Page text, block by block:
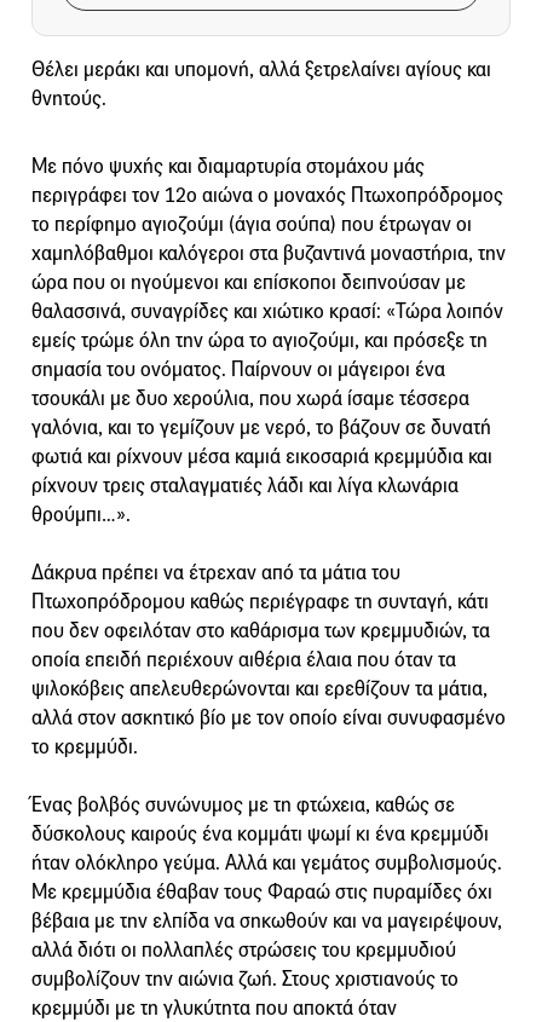
Θέλει μεράκι και υπομονή, αλλά ξετρελαίνει αγίους και
θνητούς.
Με πόνο ψυχής και διαμαρτυρία στομάχου μάς
περιγράφει τον 12ο αιώνα ο μοναχός Πτωχοπρόδρομος
το περίφημο αγιοζούμι (άγια σούπα) που έτρωγαν οι
χαμηλόβαθμοι καλόγεροι στα βυζαντινά μοναστήρια, την
ώρα που οι ηγούμενοι και επίσκοποι δειπνούσαν με
θαλασσινά, συναγρίδες και χιώτικο κρασί: «Τώρα λοιπόν
εμείς τρώμε όλη την ώρα το αγιοζούμι, και πρόσεξε τη
σημασία του ονόματος. Παίρνουν οι μάγειροι ένα
τσουκάλι με δυο χερούλια, που χωρά ίσαμε τέσσερα
γαλόνια, και το γεμίζουν με νερό, το βάζουν σε δυνατή
φωτιά και ρίχνουν μέσα καμιά εικοσαριά κρεμμύδια και
ρίχνουν τρεις σταλαγματιές λάδι και λίγα κλωνάρια
θρούμπι…».
Δάκρυα πρέπει να έτρεχαν από τα μάτια του
Πτωχοπρόδρομου καθώς περιέγραφε τη συνταγή, κάτι
που δεν οφειλόταν στο καθάρισμα των κρεμμυδιών, τα
οποία επειδή περιέχουν αιθέρια έλαια που όταν τα
ψιλοκόβεις απελευθερώνονται και ερεθίζουν τα μάτια,
αλλά στον ασκητικό βίο με τον οποίο είναι συνυφασμένο
το κρεμμύδι.
Ένας βολβός συνώνυμος με τη φτώχεια, καθώς σε
δύσκολους καιρούς ένα κομμάτι ψωμί κι ένα κρεμμύδι
ήταν ολόκληρο γεύμα. Αλλά και γεμάτος συμβολισμούς.
Με κρεμμύδια έθαβαν τους Φαραώ στις πυραμίδες όχι
βέβαια με την ελπίδα να σηκωθούν και να μαγειρέψουν,
αλλά διότι οι πολλαπλές στρώσεις του κρεμμυδιού
συμβολίζουν την αιώνια ζωή. Στους χριστιανούς το
κρεμμύδι με τη γλυκύτητα που αποκτά όταν